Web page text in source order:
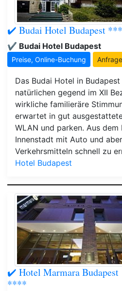
✔️ Budai Hotel Budapest ***
✔️ Budai Hotel Budapest
Preise, Online-Buchung Anfrage
Das Budai Hotel in
natürlichen gegend im XII
wirkliche familieräre
erwartet in gut
WLAN und parken. Aus
Innenstadt mit Auto und
Verkehrsmitteln schnell zu
Hotel Budapest
✔️ Hotel Marmara Budapest
****